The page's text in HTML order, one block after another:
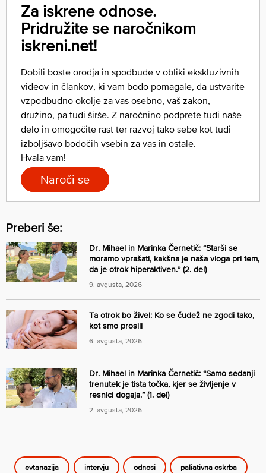
Za iskrene odnose.
Pridružite se naročnikom
iskreni.net!
Dobili boste orodja in spodbude v obliki ekskluzivnih
videov in člankov, ki vam bodo pomagale, da ustvarite
vzpodbudno okolje za vas osebno, vaš zakon,
družino, pa tudi širše. Z naročnino podprete tudi naše
delo in omogočite rast ter razvoj tako sebe kot tudi
izboljšavo bodočih vsebin za vas in ostale.
Hvala vam!
Naroči se
Preberi še:
Dr. Mihael in Marinka Černetič: “Starši se
moramo vprašati, kakšna je naša vloga pri tem,
da je otrok hiperaktiven.” (2. del)
9. avgusta, 2026
Ta otrok bo živel: Ko se čudež ne zgodi tako,
kot smo prosili
6. avgusta, 2026
Dr. Mihael in Marinka Černetič: “Samo sedanji
trenutek je tista točka, kjer se življenje v
resnici dogaja.” (1. del)
2. avgusta, 2026
evtanazija intervju odnosi paliativna oskrba